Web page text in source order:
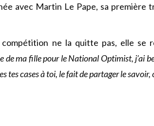
avec Martin Le Pape, sa première
ne la quitte pas, elle se
de ma fille pour le National Optimist, j’ai
cases à toi, le fait de partager le savoir,